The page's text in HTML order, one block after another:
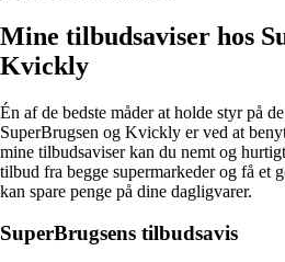
Mine tilbudsaviser hos
Kvickly
Én af de bedste måder at holde styr på
SuperBrugsen og Kvickly er ved at
mine tilbudsaviser kan du nemt og
tilbud fra begge supermarkeder og få et
kan spare penge på dine dagligvarer.
SuperBrugsens tilbudsavis